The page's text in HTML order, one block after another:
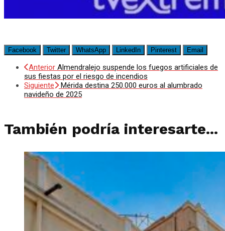
Facebook Twitter WhatsApp LinkedIn Pinterest Email
Anterior Almendralejo suspende los fuegos artificiales de
sus fiestas por el riesgo de incendios
Siguiente
Mérida destina 250.000 euros al alumbrado
navideño de 2025
También podría interesarte...